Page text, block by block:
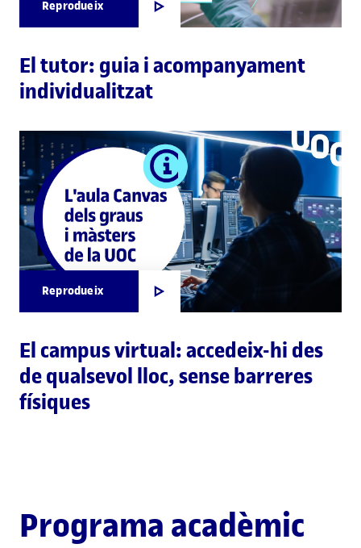
Reprodueix
El tutor: guia i acompanyament
individualitzat
Reprodueix
El campus virtual: accedeix-hi des
de qualsevol lloc, sense barreres
físiques
Programa acadèmic